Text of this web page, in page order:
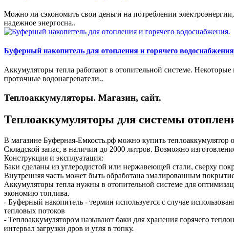
Можно ли сэкономить свои деньги на потреблении
надежное энергосна..
Буферный накопитель для отопления и горячего
Аккумуляторы тепла работают в отопительной системе.
проточные водонагреватели..
Теплоаккумуляторы. Магазин, сайт.
Теплоаккумуляторы для системы
В магазине Буферная-Емкость.рф можно купить теплоаккумулятор
Складской запас, в наличии до 2000 литров. Возможно
Конструкция и эксплуатация:
Баки сделаны из углеродистой или нержавеющей стали, сверху
Внутренняя часть может быть обработана эмалированным
Аккумуляторы тепла нужны в отопительной системе для
экономию топлива.
- Буферный накопитель - термин используется с случае
тепловых потоков
- Теплоаккумулятором называют баки для хранения горячего
интервал загрузки дров и угля в топку.